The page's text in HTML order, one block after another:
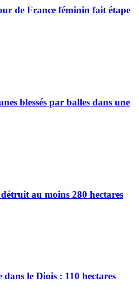
de France féminin fait étape
blessés par balles dans une
au moins 280 hectares
dans le Diois : 110 hectares